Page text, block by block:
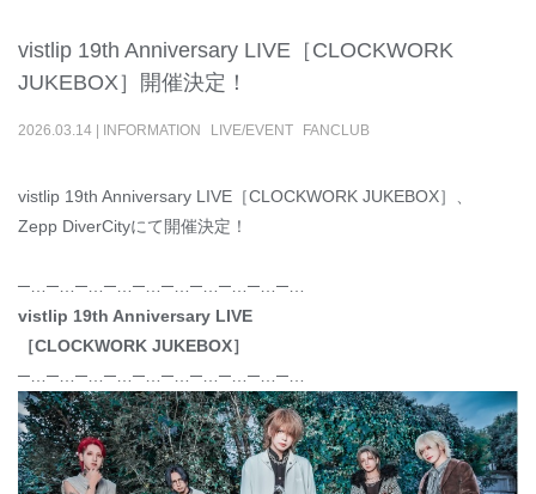
vistlip 19th Anniversary LIVE［CLOCKWORK
JUKEBOX］開催決定！
2026.03.14 INFORMATION LIVE/EVENT FANCLUB
vistlip 19th Anniversary LIVE［CLOCKWORK JUKEBOX］、
Zepp DiverCityにて開催決定！
─…─…─…─…─…─…─…─…─…─…
vistlip 19th Anniversary LIVE
［CLOCKWORK JUKEBOX］
─…─…─…─…─…─…─…─…─…─…